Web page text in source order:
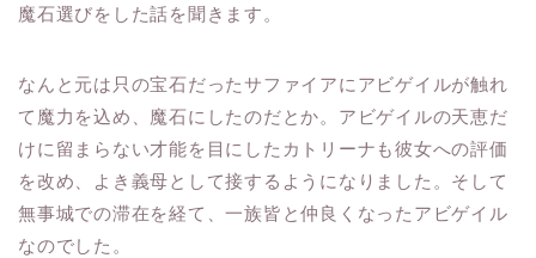
魔石選びをした話を聞きます。
なんと元は只の宝石だったサファイアにアビゲイルが触れ
て魔力を込め、魔石にしたのだとか。アビゲイルの天恵だ
けに留まらない才能を目にしたカトリーナも彼女への評価
を改め、よき義母として接するようになりました。そして
無事城での滞在を経て、一族皆と仲良くなったアビゲイル
なのでした。